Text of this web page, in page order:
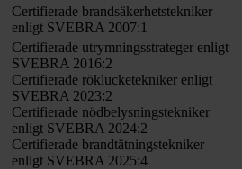
Certifierade brandsäkerhetstekniker
enligt SVEBRA 2007:1
Certifierade utrymningsstrateger enligt
SVEBRA 2016:2
Certifierade röklucketekniker enligt
SVEBRA 2023:2
Certifierade nödbelysningstekniker
enligt SVEBRA 2024:2
Certifierade brandtätningstekniker
enligt SVEBRA 2025:4